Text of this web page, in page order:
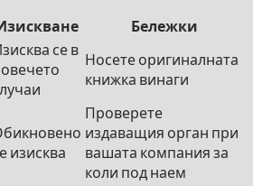
Бележки
се в
Носете оригиналната
книжка винаги
изисква
Проверете
издаващия орган при
вашата компания за
коли под наем